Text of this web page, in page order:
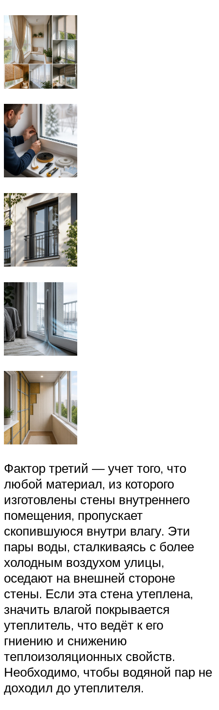
Фактор третий — учет того, что
любой материал, из которого
изготовлены стены внутреннего
помещения, пропускает
скопившуюся внутри влагу. Эти
пары воды, сталкиваясь с более
холодным воздухом улицы,
оседают на внешней стороне
стены. Если эта стена утеплена,
значить влагой покрывается
утеплитель, что ведёт к его
гниению и снижению
теплоизоляционных свойств.
Необходимо, чтобы водяной пар не
доходил до утеплителя.